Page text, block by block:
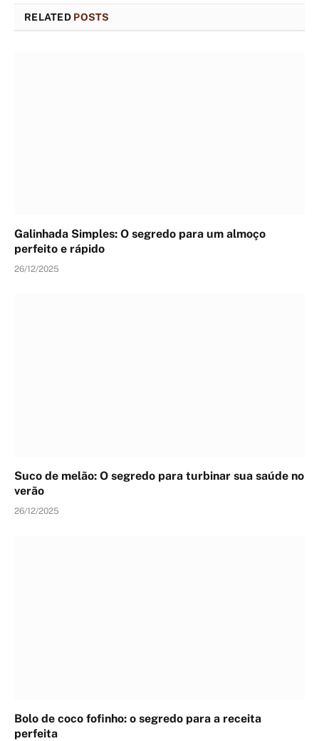
RELATED POSTS
Galinhada Simples: O segredo para um almoço
perfeito e rápido
26/12/2025
Suco de melão: O segredo para turbinar sua saúde no
verão
26/12/2025
Bolo de coco fofinho: o segredo para a receita
perfeita